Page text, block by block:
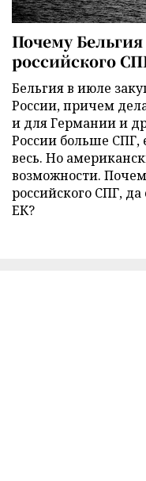
Почему
российского
Бельгия в июле
России, причем
и для Германии и
России больше СПГ,
весь. Но
возможности.
российского СПГ,
ЕК?